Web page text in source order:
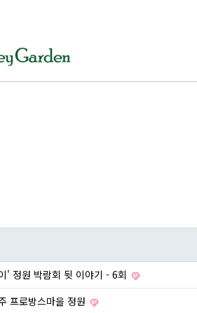
' 정원 박람회 뒷 이야기 - 6회
프로방스마을 정원